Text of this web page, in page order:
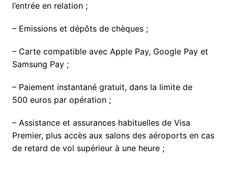
l’entrée en relation ;
– Emissions et dépôts de chèques ;
– Carte compatible avec Apple Pay, Google Pay et
Samsung Pay ;
– Paiement instantané gratuit, dans la limite de
500 euros par opération ;
– Assistance et assurances habituelles de Visa
Premier, plus accès aux salons des aéroports en cas
de retard de vol supérieur à une heure ;